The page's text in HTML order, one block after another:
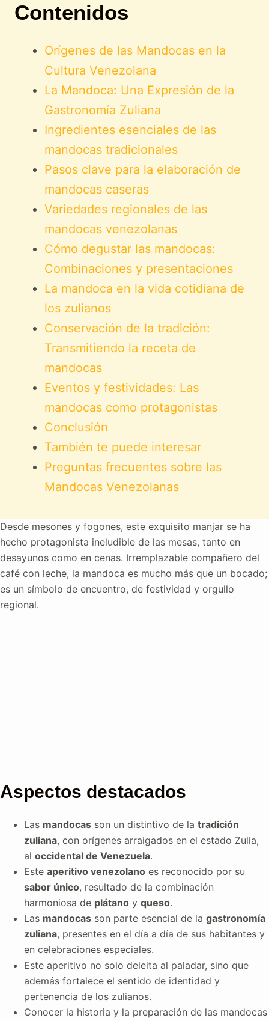
Contenidos
Orígenes de las Mandocas en la
Cultura Venezolana
La Mandoca: Una Expresión de la
Gastronomía Zuliana
Ingredientes esenciales de las
mandocas tradicionales
Pasos clave para la elaboración de
mandocas caseras
Variedades regionales de las
mandocas venezolanas
Cómo degustar las mandocas:
Combinaciones y presentaciones
La mandoca en la vida cotidiana de
los zulianos
Conservación de la tradición:
Transmitiendo la receta de
mandocas
Eventos y festividades: Las
mandocas como protagonistas
Conclusión
También te puede interesar
Preguntas frecuentes sobre las
Mandocas Venezolanas
Desde mesones y fogones, este exquisito manjar se ha
hecho protagonista ineludible de las mesas, tanto en
desayunos como en cenas. Irremplazable compañero del
café con leche, la mandoca es mucho más que un bocado;
es un símbolo de encuentro, de festividad y orgullo
regional.
Aspectos destacados
Las mandocas son un distintivo de la tradición
zuliana, con orígenes arraigados en el estado Zulia,
al occidental de Venezuela.
Este aperitivo venezolano es reconocido por su
sabor único, resultado de la combinación
harmoniosa de plátano y queso.
Las mandocas son parte esencial de la gastronomía
zuliana, presentes en el día a día de sus habitantes y
en celebraciones especiales.
Este aperitivo no solo deleita al paladar, sino que
además fortalece el sentido de identidad y
pertenencia de los zulianos.
Conocer la historia y la preparación de las mandocas